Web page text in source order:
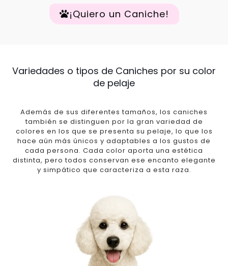
¡Quiero un Caniche!
Variedades o tipos de Caniches por su color
de pelaje
Además de sus diferentes tamaños, los caniches
también se distinguen por la gran variedad de
colores en los que se presenta su pelaje, lo que los
hace aún más únicos y adaptables a los gustos de
cada persona. Cada color aporta una estética
distinta, pero todos conservan ese encanto elegante
y simpático que caracteriza a esta raza.